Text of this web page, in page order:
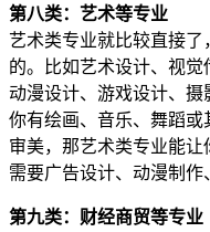
第八类：艺术等专业
艺术类专业就比较直接
的。比如艺术设计、视觉
动漫设计、游戏设计、
你有绘画、音乐、舞蹈
审美，那艺术类专业能
需要广告设计、动漫制作
第九类：财经商贸等专业